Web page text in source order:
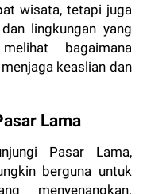
wisata, tetapi juga
lingkungan yang
bagaimana
keaslian dan
Lama
Pasar Lama,
berguna untuk
menyenangkan.